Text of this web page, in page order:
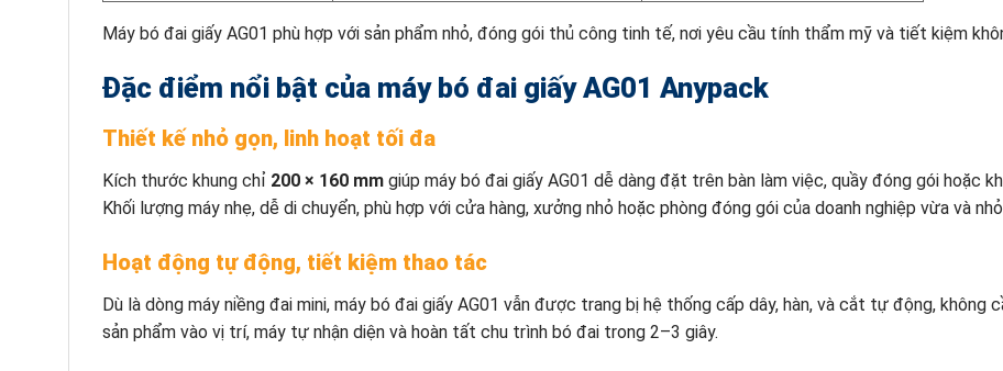
Máy bó đai giấy AG01 phù hợp với sản phẩm nhỏ, đóng gói thủ công tinh tế, nơi yêu cầu tính thẩm mỹ và tiết kiệm
Đặc điểm nổi bật của máy bó đai giấy AG01 Anypack
Thiết kế nhỏ gọn, linh hoạt tối đa
Kích thước khung chỉ 200 × 160 mm giúp máy bó đai giấy AG01 dễ dàng đặt trên bàn làm việc, quầy đóng gói hoặc
Khối lượng máy nhẹ, dễ di chuyển, phù hợp với cửa hàng, xưởng nhỏ hoặc phòng đóng gói của doanh nghiệp vừa và
Hoạt động tự động, tiết kiệm thao tác
Dù là dòng máy niềng đai mini, máy bó đai giấy AG01 vẫn được trang bị hệ thống cấp dây, hàn, và cắt tự động, không
sản phẩm vào vị trí, máy tự nhận diện và hoàn tất chu trình bó đai trong 2–3 giây.